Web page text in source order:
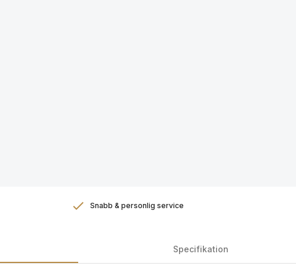
Snabb & personlig service
Specifikation